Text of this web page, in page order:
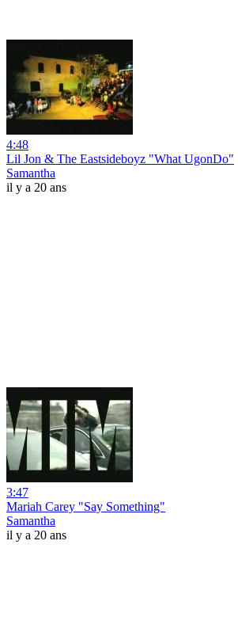
4:48
Lil Jon & The Eastsideboyz "What UgonDo"
Samantha
il y a 20 ans
3:47
Mariah Carey "Say Something"
Samantha
il y a 20 ans